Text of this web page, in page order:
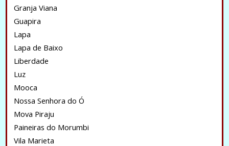
Granja Viana
Guapira
Lapa
Lapa de Baixo
Liberdade
Luz
Mooca
Nossa Senhora do Ó
Mova Piraju
Paineiras do Morumbi
Vila Marieta